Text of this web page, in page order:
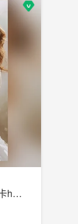
婚礼邀请函电子请柬电子贺卡h5制作